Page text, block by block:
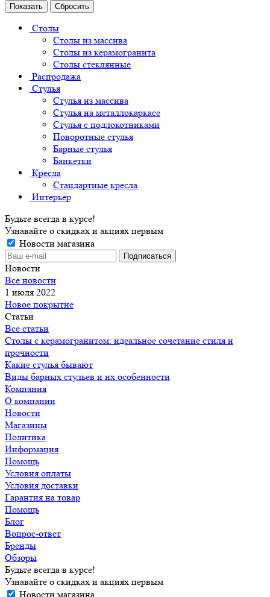
Сбросить
Столы
Столы из массива
Столы из керамогранита
Столы стеклянные
Распродажа
Стулья
Стулья из массива
Стулья на металлокаркасе
Стулья с подлокотниками
Поворотные стулья
Барные стулья
Банкетки
Кресла
Стандартные кресла
Интерьер
Будьте всегда в курсе!
Узнавайте о скидках и акциях первым
Новости магазина
Новости
Все новости
1 июля 2022
Новое покрытие
Статьи
Все статьи
Cтолы с керамогранитом: идеальное сочетание стиля и
прочности
Какие стулья бывают
Виды барных стульев и их особенности
Компания
О компании
Новости
Магазины
Политика
Информация
Помощь
Условия оплаты
Условия доставки
Гарантия на товар
Помощь
Блог
Вопрос-ответ
Бренды
Обзоры
Будьте всегда в курсе!
Узнавайте о скидках и акциях первым
Новости магазина